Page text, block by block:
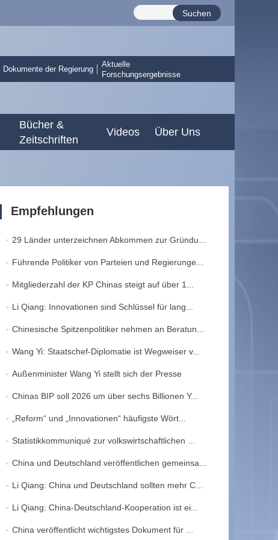
Suchen
Dokumente der Regierung
Aktuelle
Forschungsergebnisse
Bücher &
Zeitschriften
Videos Über Uns
Empfehlungen
Führende Politiker von Parteien und Regierunge...
Mitgliederzahl der KP Chinas steigt auf über 1...
Li Qiang: Innovationen sind Schlüssel für lang...
Chinesische Spitzenpolitiker nehmen an Beratun...
Wang Yi: Staatschef-Diplomatie ist Wegweiser v...
Außenminister Wang Yi stellt sich der Presse
Chinas BIP soll 2026 um über sechs Billionen Y...
„Reform“ und „Innovationen“ häufigste Wört...
Statistikkommuniqué zur volkswirtschaftlichen ...
China und Deutschland veröffentlichen gemeinsa...
Li Qiang: China und Deutschland sollten mehr C...
Li Qiang: China-Deutschland-Kooperation ist ei...
China veröffentlicht wichtigstes Dokument für ...